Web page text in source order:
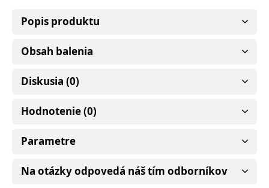
Popis produktu
Obsah balenia
Diskusia (0)
Hodnotenie (0)
Parametre
Na otázky odpovedá náš tím odborníkov